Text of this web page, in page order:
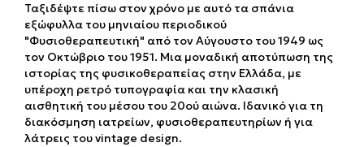
Ταξιδέψτε πίσω στον χρόνο με αυτό τα σπάνια
εξώφυλλα του μηνιαίου περιοδικού
"Φυσιοθεραπευτική" από τον Αύγουστο του 1949 ως
τον Οκτώβριο του 1951. Μια μοναδική αποτύπωση της
ιστορίας της φυσικοθεραπείας στην Ελλάδα, με
υπέροχη ρετρό τυπογραφία και την κλασική
αισθητική του μέσου του 20ού αιώνα. Ιδανικό για τη
διακόσμηση ιατρείων, φυσιοθεραπευτηρίων ή για
λάτρεις του vintage design.